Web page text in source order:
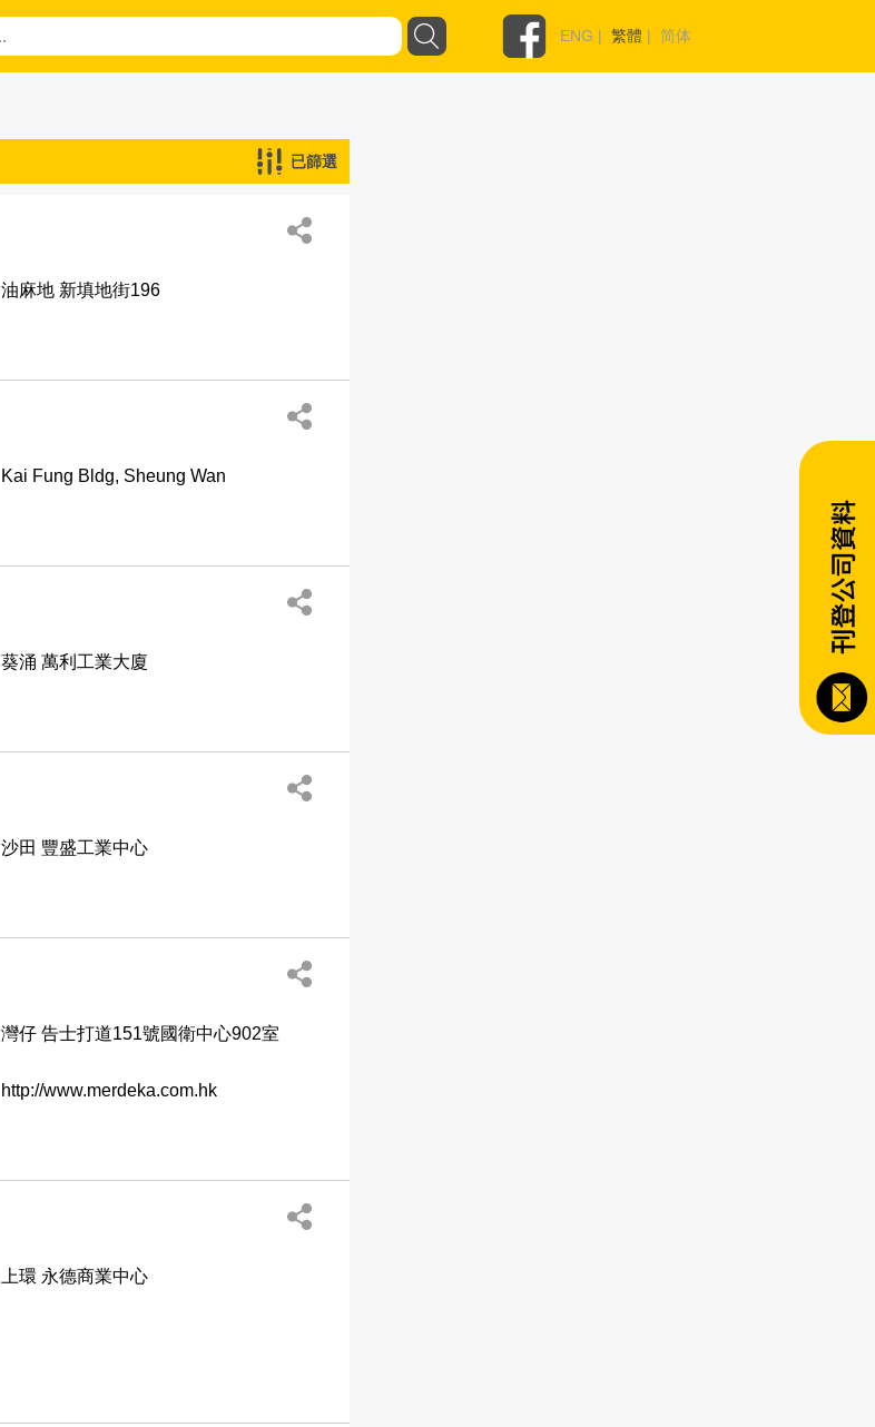
ENG | 繁體 | 简体
已篩選
油麻地 新填地街196
Kai Fung Bldg, Sheung Wan
葵涌 萬利工業大廈
沙田 豐盛工業中心
灣仔 告士打道151號國衛中心902室
http://www.merdeka.com.hk
上環 永德商業中心